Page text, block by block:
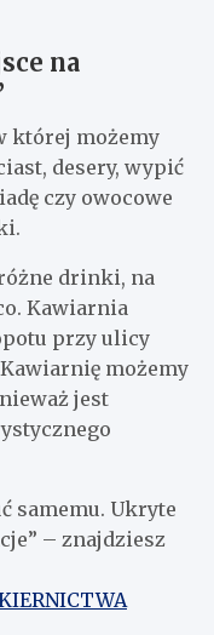
na
której możemy
desery, wypić
czy owocowe
drinki, na
Kawiarnia
przy ulicy
możemy
jest
samemu. Ukryte
– znajdziesz